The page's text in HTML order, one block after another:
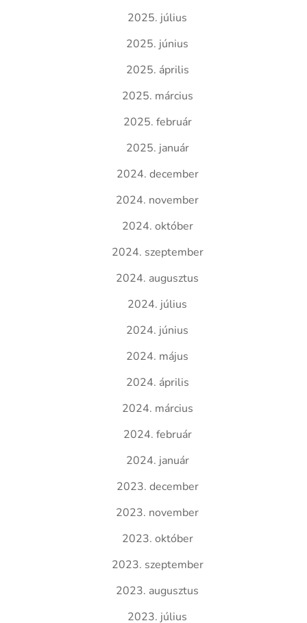
2025. július
2025. június
2025. április
2025. március
2025. február
2025. január
2024. december
2024. november
2024. október
2024. szeptember
2024. augusztus
2024. július
2024. június
2024. május
2024. április
2024. március
2024. február
2024. január
2023. december
2023. november
2023. október
2023. szeptember
2023. augusztus
2023. július